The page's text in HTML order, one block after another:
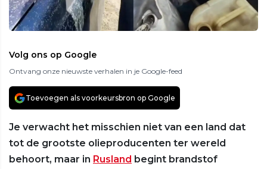
Volg ons op Google
Ontvang onze nieuwste verhalen in je Google-feed
Toevoegen als voorkeursbron op Google
Je verwacht het misschien niet van een land dat
tot de grootste olieproducenten ter wereld
behoort, maar in Rusland begint brandstof